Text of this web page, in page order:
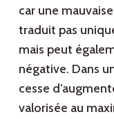
car une
traduit pas
mais peut
négative. Dans
cesse
valorisée au